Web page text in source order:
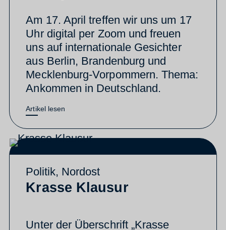
Am 17. April treffen wir uns um 17
Uhr digital per Zoom und freuen
uns auf internationale Gesichter
aus Berlin, Brandenburg und
Mecklenburg-Vorpommern. Thema:
Ankommen in Deutschland.
Artikel lesen
Politik, Nordost
Krasse Klausur
Unter der Überschrift „Krasse